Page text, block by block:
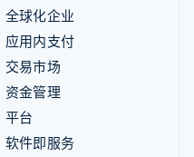
全球化企业
应用内支付
交易市场
资金管理
平台
软件即服务